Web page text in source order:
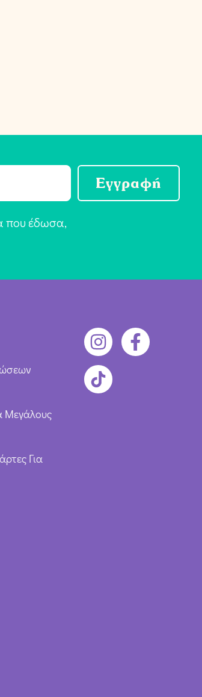
που έδωσα,
Εγγραφή
Μεγάλους
Για